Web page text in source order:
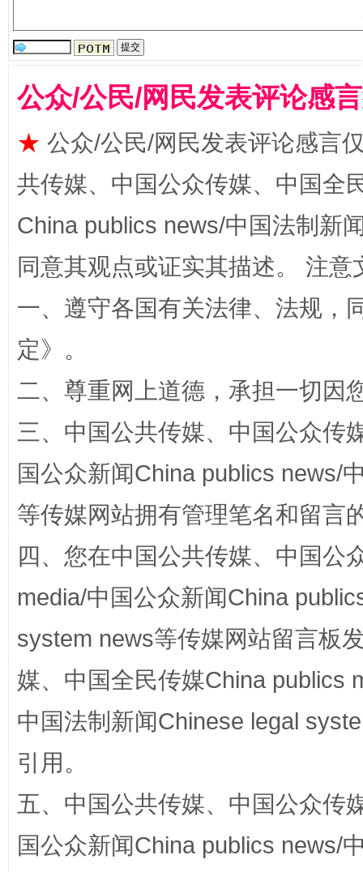
揭批美国五大"原罪" "炒
公众/公民/网民发表评论感
★ 公众/公民/网民发表评论感言
共传媒、中国公众传媒、中国全
China publics news/中国法制新
同意其观点或证实其描述。 注
一、遵守各国有关法律、法规，
定》。
二、尊重网上道德，承担一切因
三、中国公共传媒、中国公众传
国公众新闻China publics news/
等传媒网站拥有管理笔名和留言
四、您在中国公共传媒、中国公
media/中国公众新闻China
system news等传媒网站留言板
媒、中国全民传媒China publics
中国法制新闻Chinese legal
引用。
五、中国公共传媒、中国公众传
国公众新闻China publics news/